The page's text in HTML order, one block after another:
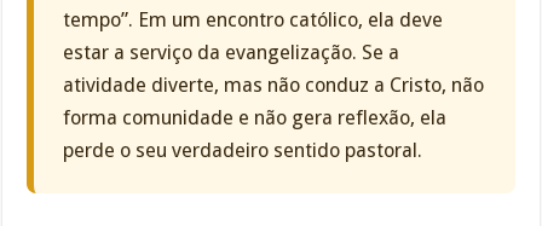
tempo”. Em um encontro católico, ela deve
estar a serviço da evangelização. Se a
atividade diverte, mas não conduz a Cristo, não
forma comunidade e não gera reflexão, ela
perde o seu verdadeiro sentido pastoral.